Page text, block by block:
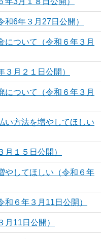
6年３月27日公開）
について（令和６年３月
月２１日公開）
について（令和６年３月
い方法を増やしてほしい
１５日公開）
やしてほしい（令和６年
６年３月11日公開）
11日公開）